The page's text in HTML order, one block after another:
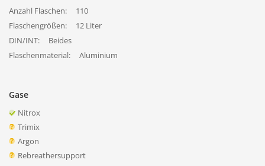
Anzahl Flaschen:
110
Flaschengrößen:
12 Liter
DIN/INT:
Beides
Flaschenmaterial:
Aluminium
Gase
Nitrox
Trimix
Argon
Rebreathersupport